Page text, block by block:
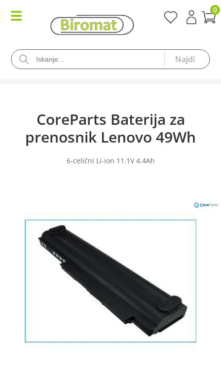
0
CoreParts Baterija za
prenosnik Lenovo 49Wh
6-celični Li-ion 11.1V 4.4Ah